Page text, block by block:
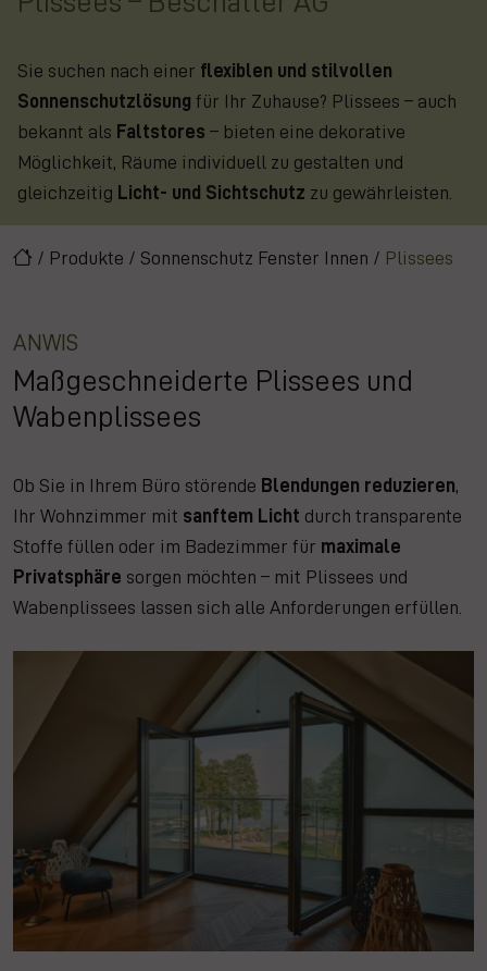
/ Produkte / Sonnenschutz Fenster Innen / Plissees
Sie suchen nach einer flexiblen und stilvollen
Sonnenschutzlösung für Ihr Zuhause? Plissees – auch
bekannt als Faltstores – bieten eine dekorative
Möglichkeit, Räume individuell zu gestalten und
gleichzeitig Licht- und Sichtschutz zu gewährleisten.
ANWIS
Maßgeschneiderte Plissees und
Wabenplissees
Ob Sie in Ihrem Büro störende Blendungen reduzieren,
Ihr Wohnzimmer mit sanftem Licht durch transparente
Stoffe füllen oder im Badezimmer für maximale
Privatsphäre sorgen möchten – mit Plissees und
Wabenplissees lassen sich alle Anforderungen erfüllen.